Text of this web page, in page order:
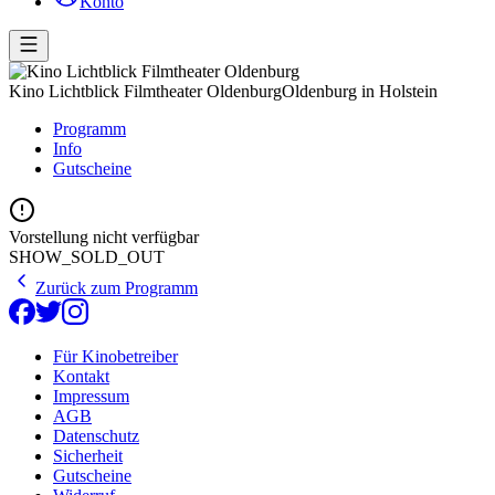
Kino Lichtblick Filmtheater OldenburgOldenburg in Holstein
Programm
Info
Gutscheine
Vorstellung nicht verfügbar
SHOW_SOLD_OUT
Zurück zum Programm
Für Kinobetreiber
Kontakt
Impressum
AGB
Datenschutz
Sicherheit
Gutscheine